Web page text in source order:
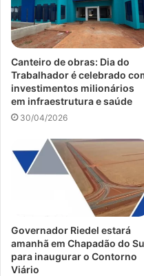
Canteiro de obras: Dia do
Trabalhador é celebrado
investimentos milionários
em infraestrutura e saúde
30/04/2026
Governador Riedel estará
amanhã em Chapadão do
para inaugurar o Contorno
Viário